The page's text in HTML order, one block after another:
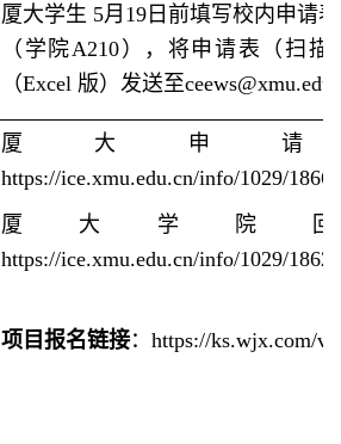
厦大学生 5月19日前填写校内申请
（学院A210），将申请表（扫
（Excel 版）发送至
厦大申请
https://ice.xmu.edu.cn/info/1029/
厦大学院
https://ice.xmu.edu.cn/info/1029/
项目报名链接：https://ks.wjx.com/